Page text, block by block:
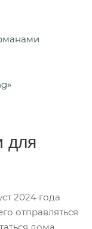
для
2024 года
отправляться